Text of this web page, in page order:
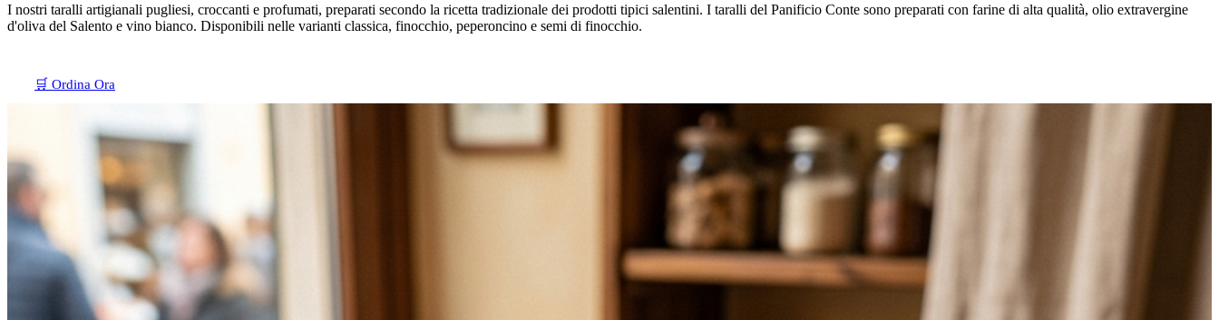
I nostri taralli artigianali pugliesi, croccanti e profumati, preparati secondo la ricetta tradizionale dei prodotti tipici salentini. I taralli del Panificio Conte sono preparati con farine di alta qualità, olio extravergine
d'oliva del Salento e vino bianco. Disponibili nelle varianti classica, finocchio, peperoncino e semi di finocchio.
🛒 Ordina Ora